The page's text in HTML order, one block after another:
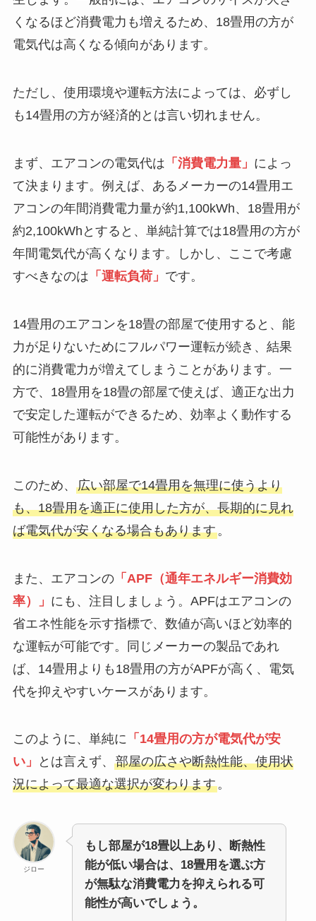
くなるほど消費電力も増えるため、18畳用の方が
電気代は高くなる傾向があります。
ただし、使用環境や運転方法によっては、必ずし
も14畳用の方が経済的とは言い切れません。
まず、エアコンの電気代は 「消費電力量」 によっ
て決まります。例えば、あるメーカーの14畳用エ
アコンの年間消費電力量が約1,100kWh、18畳用が
約2,100kWhとすると、単純計算では18畳用の方が
年間電気代が高くなります。しかし、ここで考慮
すべきなのは 「運転負荷」 です。
14畳用のエアコンを18畳の部屋で使用すると、能
力が足りないためにフルパワー運転が続き、結果
的に消費電力が増えてしまうことがあります。一
方で、18畳用を18畳の部屋で使えば、適正な出力
で安定した運転ができるため、効率よく動作する
可能性があります。
このため、 広い部屋で14畳用を無理に使うより
も、18畳用を適正に使用した方が、長期的に見れ
ば電気代が安くなる場合もあります。
また、エアコンの「APF（通年エネルギー消費効
率）」 にも、注目しましょう。APFはエアコンの
省エネ性能を示す指標で、数値が高いほど効率的
な運転が可能です。同じメーカーの製品であれ
ば、14畳用よりも18畳用の方がAPFが高く、電気
代を抑えやすいケースがあります。
このように、単純に 「14畳用の方が電気代が安
い」
とは言えず、 部屋の広さや断熱性能、使用状
況によって最適な選択が変わります。
ジロー
もし部屋が18畳以上あり、断熱性
能が低い場合は、18畳用を選ぶ方
が無駄な消費電力を抑えられる可
能性が高いでしょう。